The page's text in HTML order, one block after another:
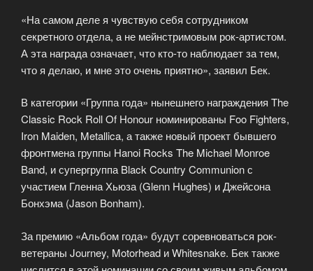
«На самом деле я чувствую себя сотрудником
секретного отдела, а не мейнстримовым рок-артистом.
А эта награда означает, что кто-то наблюдает за тем,
что я делаю, и мне это очень приятно», заявил Бек.
В категории «Группа года» нынешнего награждения The
Classic Rock Roll Of Honour номинированы Foo Fighters,
Iron Maiden, Metallica, а также новый проект бывшего
фронтмена группы Hanoi Rocks The Michael Monroe
Band, и супергруппа Black Country Communion с
участием Гленна Хьюза (Glenn Hughes) и Джейсона
Бонхэма (Jason Bonham).
За премию «Альбом года» будут соревноваться рок-
ветераны Journey, Motorhead и Whitesnake. Бек также